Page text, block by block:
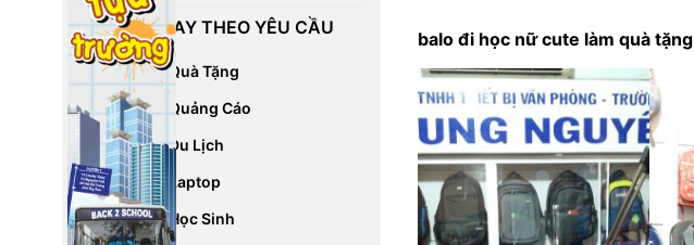
DỊCH VỤ MAY THEO YÊU CẦU
May Balo Quà Tặng
May Balo Quảng Cáo
May Balo Du Lịch
May Balo Laptop
May Balo Học Sinh
balo đi học nữ cute làm quà tặng